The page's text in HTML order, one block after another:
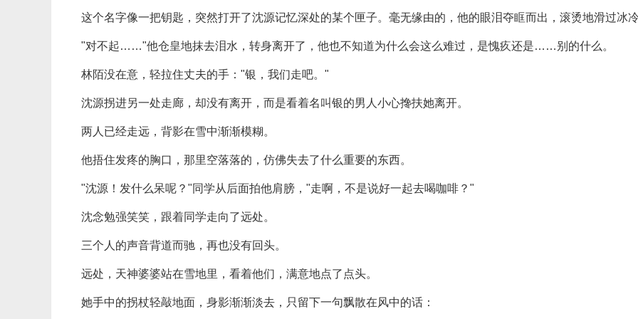
这个名字像一把钥匙，突然打开了沈源记忆深处的某个匣子。毫无缘由的，他的眼泪夺眶而出，滚烫地滑过冰冷
"对不起……"他仓皇地抹去泪水，转身离开了，他也不知道为什么会这么难过，是愧疚还是……别的什么。
林陌没在意，轻拉住丈夫的手："银，我们走吧。"
沈源拐进另一处走廊，却没有离开，而是看着名叫银的男人小心搀扶她离开。
两人已经走远，背影在雪中渐渐模糊。
他捂住发疼的胸口，那里空落落的，仿佛失去了什么重要的东西。
"沈源！发什么呆呢？"同学从后面拍他肩膀，"走啊，不是说好一起去喝咖啡？"
沈念勉强笑笑，跟着同学走向了远处。
三个人的声音背道而驰，再也没有回头。
远处，天神婆婆站在雪地里，看着他们，满意地点了点头。
她手中的拐杖轻敲地面，身影渐渐淡去，只留下一句飘散在风中的话：